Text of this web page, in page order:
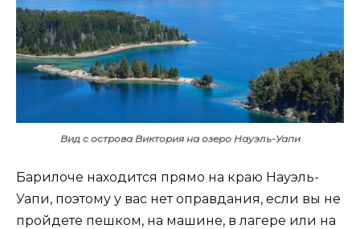
Вид с острова Виктория на озеро Науэль-Уапи
Барилоче находится прямо на краю Науэль-
Уапи, поэтому у вас нет оправдания, если вы не
пройдете пешком, на машине, в лагере или на